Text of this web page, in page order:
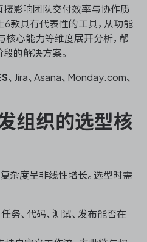
影响团队交付效率与协作质
款具有代表性的工具，从功能
核心能力等维度展开分析，帮
的解决方案。
、Jira、Asana、Monday.com、
组织的选型核
杂度呈非线性增长。选型时需
任务、代码、测试、发布能否在